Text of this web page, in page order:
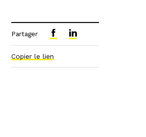
Partager
Copier le lien